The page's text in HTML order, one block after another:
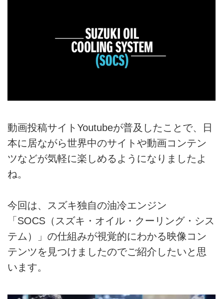
動画投稿サイトYoutubeが普及したことで、日
本に居ながら世界中のサイトや動画コンテン
ツなどが気軽に楽しめるようになりましたよ
ね。
今回は、スズキ独自の油冷エンジン
「SOCS（スズキ・オイル・クーリング・シス
テム）」の仕組みが視覚的にわかる映像コン
テンツを見つけましたのでご紹介したいと思
います。